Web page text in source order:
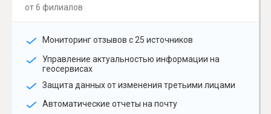
от 6 филиалов
Мониторинг отзывов с 25 источников
Управление актуальностью информации на
геосервисах
Защита данных от изменения третьими лицами
Автоматические отчеты на почту